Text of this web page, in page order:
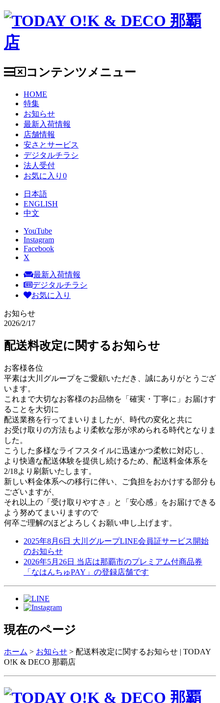
コンテンツメニュー
HOME
特集
お知らせ
最新入荷情報
店舗情報
安さとサービス
デジタルチラシ
法人受付
お気に入り 0
日本語
ENGLISH
中文
YouTube
Instagram
Facebook
X
最新入荷情報
デジタルチラシ
お気に入り
お知らせ
2026/2/17
配送料改定に関するお知らせ
お客様各位
平素は大川グループをご愛顧いただき、誠にありがとうござ
います。
これまで大切なお客様のお品物を「確実・丁寧に」お届けす
ることを大切に
配送業務を行ってまいりましたが、時代の変化と共に
お受け取りの方法もより柔軟な形が求められる時代となりま
した。
こうした多様なライフスタイルに迅速かつ柔軟に対応し、
より快適な配送体験を提供し続けるため、配送料金体系を
2/18より刷新いたします。
新しい料金体系への移行に伴い、ご負担をおかけする部分も
ございますが、
それ以上の「受け取りやすさ」と「安心感」をお届けできる
よう努めてまいりますので
何卒ご理解のほどよろしくお願い申し上げます。
2025年8月6日 大川グループLINE会員証サービス開始
のお知らせ
2026年5月26日 当店は那覇市のプレミアム付商品券
「なはんちゅPAY」の登録店舗です
現在のページ
ホーム > お知らせ > 配送料改定に関するお知らせ | TODAY
O!K & DECO 那覇店